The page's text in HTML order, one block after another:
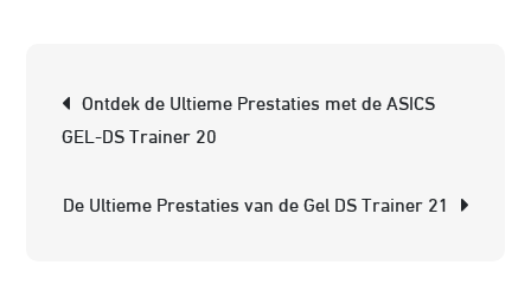
Ontdek de Ultieme Prestaties met de ASICS
GEL-DS Trainer 20
De Ultieme Prestaties van de Gel DS Trainer 21